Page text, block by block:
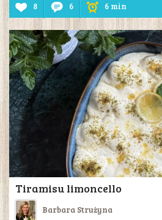
8 6 6 min
Tiramisu limoncello
Barbara Strużyna